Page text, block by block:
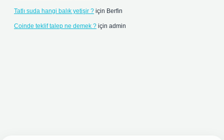
Tatlı suda hangi balık yetişir ? için Berfin
Coinde teklif talep ne demek ? için admin